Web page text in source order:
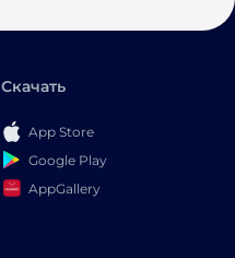
Скачать
App Store
Google Play
AppGallery